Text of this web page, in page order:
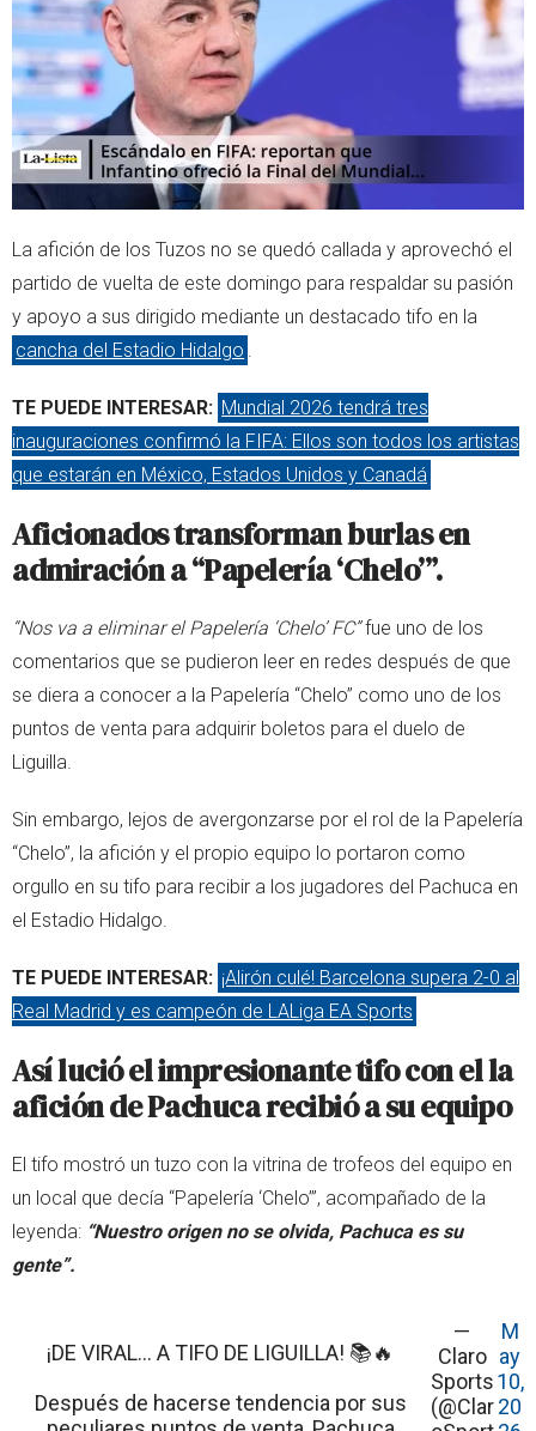
La afición de los Tuzos no se quedó callada y aprovechó el
partido de vuelta de este domingo para respaldar su pasión
y apoyo a sus dirigido mediante un destacado tifo en la
cancha del Estadio Hidalgo .
TE PUEDE INTERESAR: Mundial 2026 tendrá tres
inauguraciones confirmó la FIFA: Ellos son todos los artistas
que estarán en México, Estados Unidos y Canadá
Aficionados transforman burlas en
admiración a “Papelería ‘Chelo’”.
“Nos va a eliminar el Papelería ‘Chelo’ FC”fue uno de los
comentarios que se pudieron leer en redes después de que
se diera a conocer a la Papelería “Chelo” como uno de los
puntos de venta para adquirir boletos para el duelo de
Liguilla.
Sin embargo, lejos de avergonzarse por el rol de la Papelería
“Chelo”, la afición y el propio equipo lo portaron como
orgullo en su tifo para recibir a los jugadores del Pachuca en
el Estadio Hidalgo.
TE PUEDE INTERESAR: ¡Alirón culé! Barcelona supera 2-0 al
Real Madrid y es campeón de LALiga EA Sports
Así lució el impresionante tifo con el la
afición de Pachuca recibió a su equipo
El tifo mostró un tuzo con la vitrina de trofeos del equipo en
un local que decía “Papelería ‘Chelo’”, acompañado de la
leyenda: “Nuestro origen no se olvida, Pachuca es su
gente”.
¡DE VIRAL… A TIFO DE LIGUILLA! 📚🔥
Después de hacerse tendencia por sus
—
Claro
Sports
(@Clar
M
ay
10,
20